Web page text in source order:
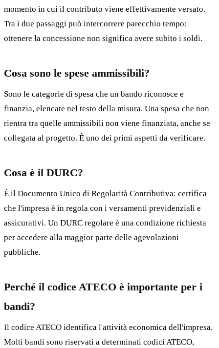
momento in cui il contributo viene effettivamente versato.
Tra i due passaggi può intercorrere parecchio tempo:
ottenere la concessione non significa avere subito i soldi.
Cosa sono le spese ammissibili?
Sono le categorie di spesa che un bando riconosce e
finanzia, elencate nel testo della misura. Una spesa che non
rientra tra quelle ammissibili non viene finanziata, anche se
collegata al progetto. È uno dei primi aspetti da verificare.
Cosa è il DURC?
È il Documento Unico di Regolarità Contributiva: certifica
che l'impresa è in regola con i versamenti previdenziali e
assicurativi. Un DURC regolare è una condizione richiesta
per accedere alla maggior parte delle agevolazioni
pubbliche.
Perché il codice ATECO è importante per i
bandi?
Il codice ATECO identifica l'attività economica dell'impresa.
Molti bandi sono riservati a determinati codici ATECO,